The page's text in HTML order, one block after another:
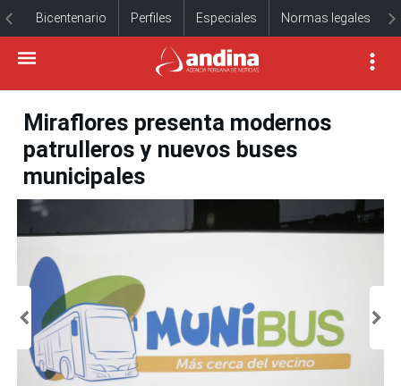
Bicentenario Perfiles Especiales Normas legales
Miraflores presenta modernos
patrulleros y nuevos buses
municipales